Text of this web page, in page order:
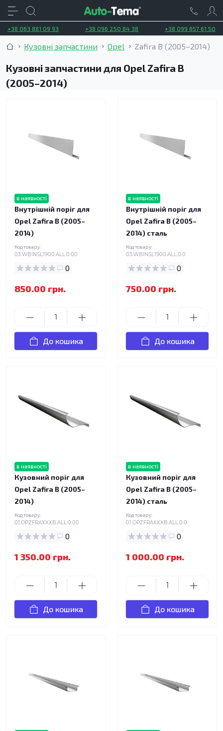
+38 063 881 09 93 +38 096 250 84 38 +38 099 657 61 50
Кузовні запчастини Opel Zafira B (2005–2014)
Кузовні запчастини для Opel Zafira B
(2005–2014)
в наявності
Внутрішній поріг для
Opel Zafira B (2005–
2014)
Код товару:
03.WBINSL1900.ALL.0.00
0
850.00 грн.
До кошика
в наявності
Внутрішній поріг для
Opel Zafira B (2005–
2014) сталь
Код товару:
03.WBINSL1900.ALL.0.0
0
750.00 грн.
До кошика
в наявності
Кузовний поріг для
Opel Zafira B (2005–
2014)
Код товару:
01.OPZFRAXXXB.ALL.0.00
0
1 350.00 грн.
До кошика
в наявності
Кузовний поріг для
Opel Zafira B (2005–
2014) сталь
Код товару:
01.OPZFRAXXXB.ALL.0.0
0
1 000.00 грн.
До кошика